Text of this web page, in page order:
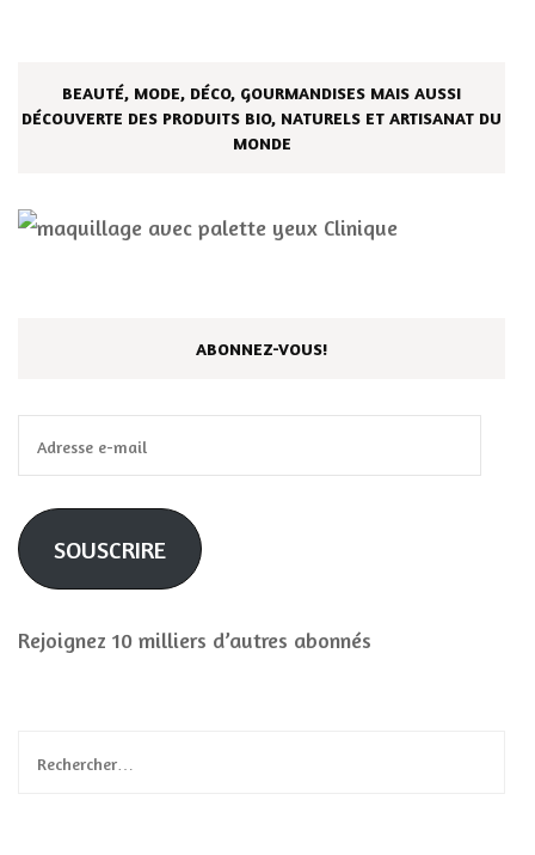
BEAUTÉ, MODE, DÉCO, GOURMANDISES MAIS AUSSI
DÉCOUVERTE DES PRODUITS BIO, NATURELS ET ARTISANAT DU
MONDE
ABONNEZ-VOUS!
e-
mail
SOUSCRIRE
Rejoignez 10 milliers d’autres abonnés
Rechercher :